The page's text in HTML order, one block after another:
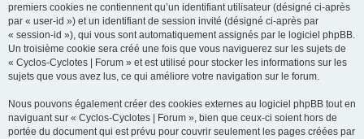
premiers cookies ne contiennent qu’un identifiant utilisateur (désigné ci-après
par « user-id ») et un identifiant de session invité (désigné ci-après par
« session-id »), qui vous sont automatiquement assignés par le logiciel phpBB.
Un troisième cookie sera créé une fois que vous naviguerez sur les sujets de
« Cyclos-Cyclotes | Forum » et est utilisé pour stocker les informations sur les
sujets que vous avez lus, ce qui améliore votre navigation sur le forum.
Nous pouvons également créer des cookies externes au logiciel phpBB tout en
naviguant sur « Cyclos-Cyclotes | Forum », bien que ceux-ci soient hors de
portée du document qui est prévu pour couvrir seulement les pages créées par